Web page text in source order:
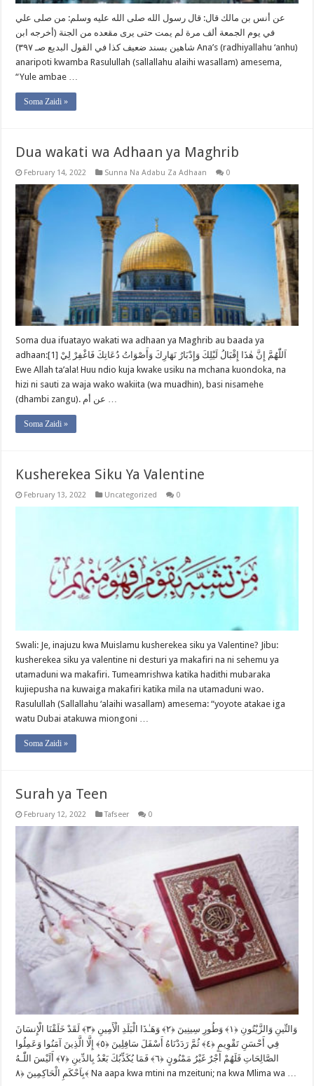
عن أنس بن مالك قال: قال رسول الله صلى الله عليه وسلم: من صلى علي
في يوم الجمعة ألف مرة لم يمت حتى يرى مقعده من الجنة (أخرجه ابن
شاهين بسند ضعيف كذا في القول البديع صـ ٣٩٧) Ana’s (radhiyallahu ‘anhu)
anaripoti kwamba Rasulullah (sallallahu alaihi wasallam) amesema,
“Yule ambae …
Soma Zaidi »
Dua wakati wa Adhaan ya Maghrib
February 14, 2022 Sunna Na Adabu Za Adhaan 0
Soma dua ifuatayo wakati wa adhaan ya Maghrib au baada ya
adhaan:[1] اَللّٰهُمَّ إِنَّ هٰذَا إِقْبَالُ لَيْلِكَ وَإِدْبَارُ نَهَارِكَ وَأَصْوَاتُ دُعَاتِكَ فَاغْفِرْ لِيْ
Ewe Allah ta’ala! Huu ndio kuja kwake usiku na mchana kuondoka, na
hizi ni sauti za waja wako wakiita (wa muadhin), basi nisamehe
Soma Zaidi »
Kusherekea Siku Ya Valentine
February 13, 2022 Uncategorized 0
Swali: Je, inajuzu kwa Muislamu kusherekea siku ya Valentine? Jibu:
kusherekea siku ya valentine ni desturi ya makafiri na ni sehemu ya
utamaduni wa makafiri. Tumeamrishwa katika hadithi mubaraka
kujiepusha na kuwaiga makafiri katika mila na utamaduni wao.
Rasulullah (Sallallahu ‘alaihi wasallam) amesema: “yoyote atakae iga
watu Dubai atakuwa miongoni …
Soma Zaidi »
Surah ya Teen
February 12, 2022 Tafseer 0
وَالتِّينِ وَالزَّيْتُونِ ﴿١﴾ وَطُورِ سِينِينَ ﴿٢﴾ وَهَـٰذَا الْبَلَدِ الْأَمِينِ ﴿٣﴾ لَقَدْ خَلَقْنَا الْإِنسَانَ
فِي أَحْسَنِ تَقْوِيمٍ ﴿٤﴾ ثُمَّ رَدَدْنَاهُ أَسْفَلَ سَافِلِينَ ﴿٥﴾ إِلَّا الَّذِينَ آمَنُوا وَعَمِلُوا
الصَّالِحَاتِ فَلَهُمْ أَجْرٌ غَيْرُ مَمْنُونٍ ﴿٦﴾ فَمَا يُكَذِّبُكَ بَعْدُ بِالدِّينِ ﴿٧﴾ أَلَيْسَ اللّٰـهُ
بِاَحْكَمِ الْحَاكِمِينَ ﴿٨﴾ Na aapa kwa mtini na mzeituni; na kwa Mlima wa …